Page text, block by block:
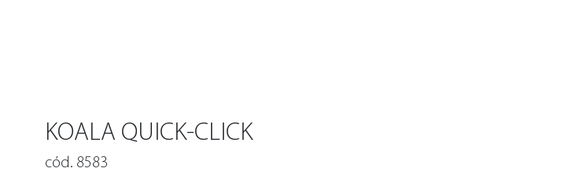
KOALA QUICK-CLICK
cód. 8583